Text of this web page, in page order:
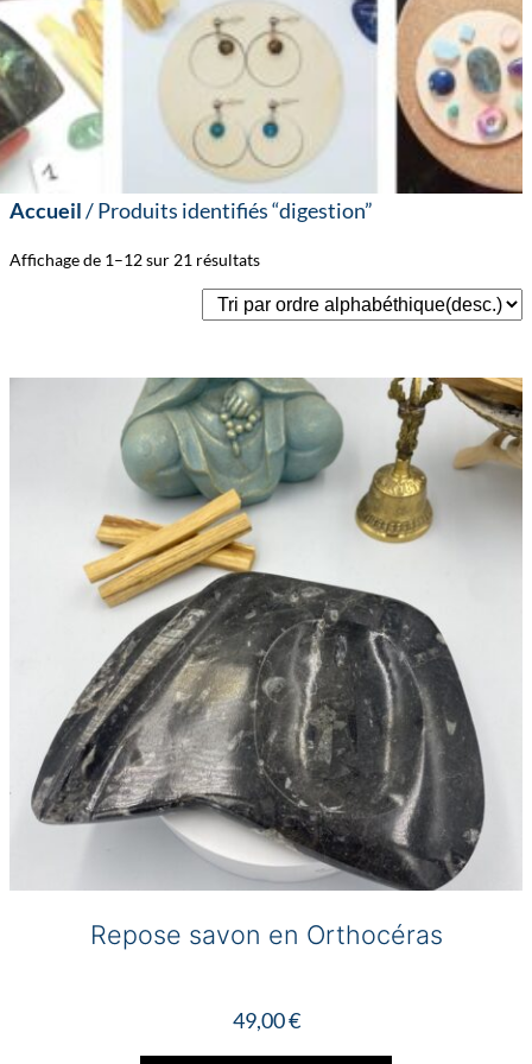
Accueil/ Produits identifiés “digestion”
Affichage de 1–12 sur 21 résultats
Repose savon en Orthocéras
49,00€
Ce